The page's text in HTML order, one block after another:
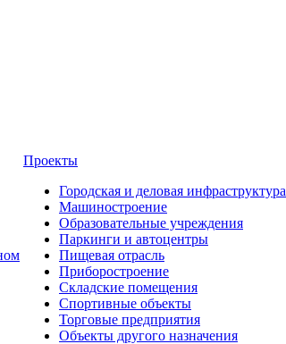
Проекты
Городская и деловая инфраструктура
Машиностроение
Образовательные учреждения
Паркинги и автоцентры
Пищевая отрасль
Приборостроение
Складские помещения
Спортивные объекты
Торговые предприятия
Объекты другого назначения